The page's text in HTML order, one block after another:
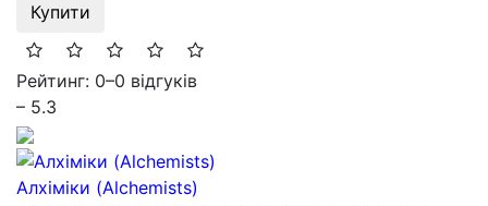
Купити
Рейтинг: 0–0 відгуків
– 5.3
Алхіміки (Alchemists)